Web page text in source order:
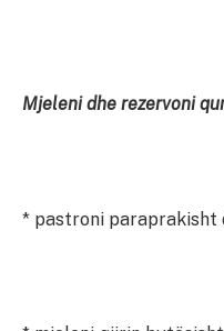
Mjeleni dhe rezervoni
* pastroni paraprakisht